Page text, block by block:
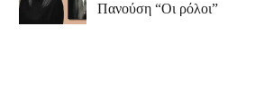
Πανούση “Οι ρόλοι”